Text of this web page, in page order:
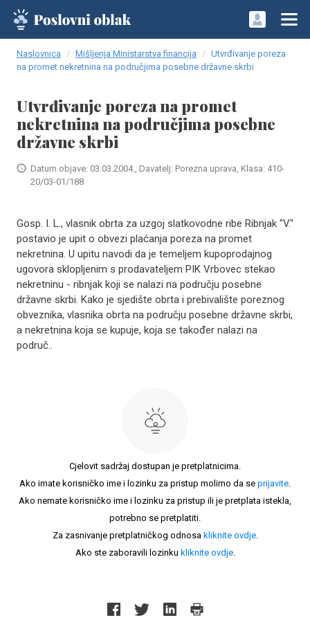
Naslovnica Mišljenja Ministarstva financija
Utvrđivanje poreza
na promet nekretnina na područjima posebne državne skrbi
Utvrđivanje poreza na promet
nekretnina na područjima posebne
državne skrbi
Datum objave: 03.03.2004., Davatelj: Porezna uprava, Klasa: 410-
20/03-01/188
Gosp. I. L., vlasnik obrta za uzgoj slatkovodne ribe Ribnjak "V."
postavio je upit o obvezi plaćanja poreza na promet
nekretnina. U upitu navodi da je temeljem kupoprodajnog
ugovora sklopljenim s prodavateljem PIK Vrbovec stekao
nekretninu - ribnjak koji se nalazi na području posebne
državne skrbi. Kako je sjedište obrta i prebivalište poreznog
obveznika, vlasnika obrta na području posebne državne skrbi,
a nekretnina koja se kupuje, koja se također nalazi na
područ..
Cjelovit sadržaj dostupan je pretplatnicima.
Ako imate korisničko ime i lozinku za pristup molimo da se prijavite.
Ako nemate korisničko ime i lozinku za pristup ili je pretplata istekla,
potrebno se pretplatiti.
Za zasnivanje pretplatničkog odnosa kliknite ovdje.
Ako ste zaboravili lozinku kliknite ovdje.